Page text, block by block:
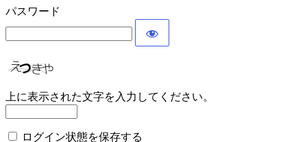
パスワード
上に表示された文字を入力してください。
ログイン状態を保存する